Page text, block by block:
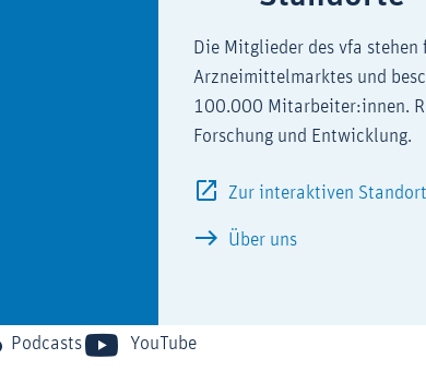
Die Mitglieder des vfa
Arzneimittelmarktes und
100.000 Mitarbeiter:innen.
Forschung und Entwicklung.
Zur interaktiven
Über uns
Podcasts YouTube